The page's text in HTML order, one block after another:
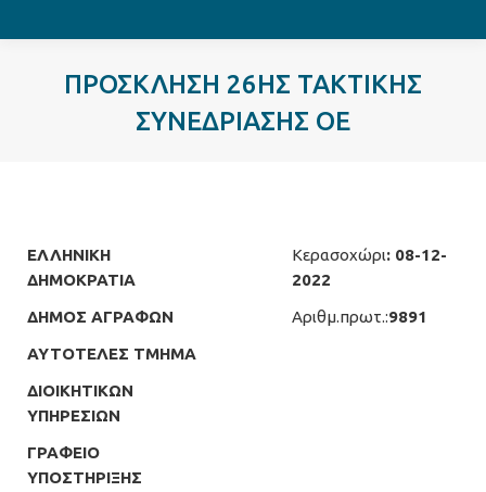
ΠΡΟΣΚΛΗΣΗ 26ΗΣ ΤΑΚΤΙΚΗΣ
ΣΥΝΕΔΡΙΑΣΗΣ ΟΕ
ΕΛΛΗΝΙΚΗ
ΔΗΜΟΚΡΑΤΙΑ
Κερασοχώρι: 08-12-
2022
ΔΗΜΟΣ ΑΓΡΑΦΩΝ
Αριθμ.πρωτ.:9891
ΑΥΤΟΤΕΛΕΣ ΤΜΗΜΑ
ΔΙΟΙΚΗΤΙΚΩΝ
ΥΠΗΡΕΣΙΩΝ
ΓΡΑΦΕΙΟ
ΥΠΟΣΤΗΡΙΞΗΣ